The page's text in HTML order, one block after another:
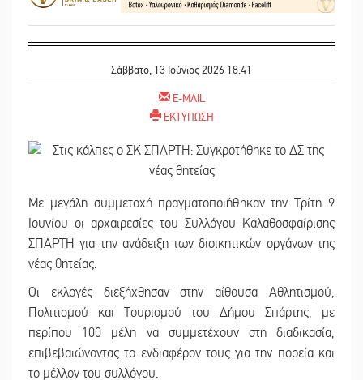
Σάββατο, 13 Ιούνιος 2026 18:41
E-MAIL
ΕΚΤΥΠΩΣΗ
Με μεγάλη συμμετοχή πραγματοποιήθηκαν την Τρίτη 9
Ιουνίου οι αρχαιρεσίες του Συλλόγου Καλαθοσφαίρισης
ΣΠΑΡΤΗ για την ανάδειξη των διοικητικών οργάνων της
νέας θητείας.
Οι εκλογές διεξήχθησαν στην αίθουσα Αθλητισμού,
Πολιτισμού και Τουρισμού του Δήμου Σπάρτης, με
περίπου 100 μέλη να συμμετέχουν στη διαδικασία,
επιβεβαιώνοντας το ενδιαφέρον τους για την πορεία και
το μέλλον του συλλόγου.